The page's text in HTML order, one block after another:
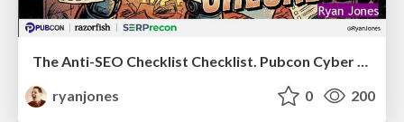
The Anti-SEO Checklist Checklist. Pubcon Cyber Week
ryanjones
0 200